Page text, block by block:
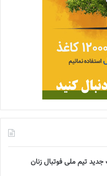
تيم ملى فوتبال زنان